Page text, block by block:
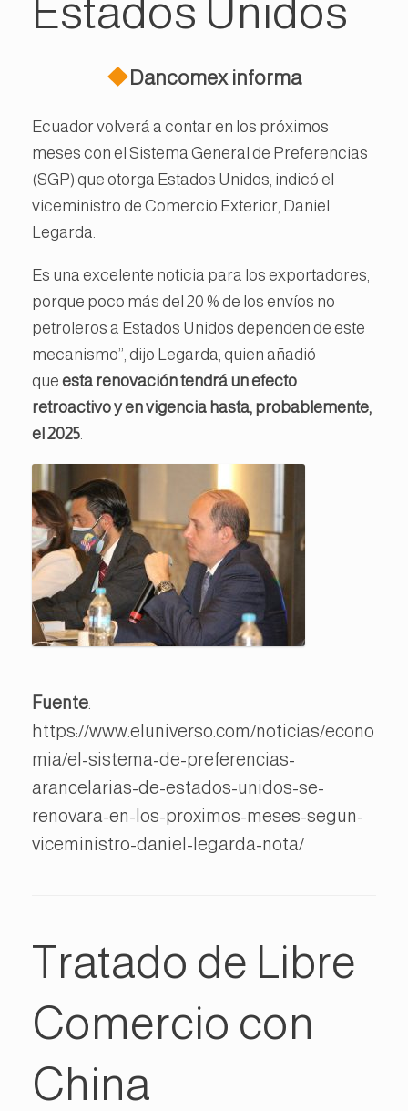
Estados Unidos
Dancomex informa
Ecuador volverá a contar en los próximos
meses con el Sistema General de Preferencias
(SGP) que otorga Estados Unidos, indicó el
viceministro de Comercio Exterior, Daniel
Legarda.
Es una excelente noticia para los exportadores,
porque poco más del 20 % de los envíos no
petroleros a Estados Unidos dependen de este
mecanismo”, dijo Legarda, quien añadió
que esta renovación tendrá un efecto
retroactivo y en vigencia hasta, probablemente,
el 2025.
Fuente:
https://www.eluniverso.com/noticias/econo
mia/el-sistema-de-preferencias-
arancelarias-de-estados-unidos-se-
renovara-en-los-proximos-meses-segun-
viceministro-daniel-legarda-nota/
Tratado de Libre
Comercio con
China